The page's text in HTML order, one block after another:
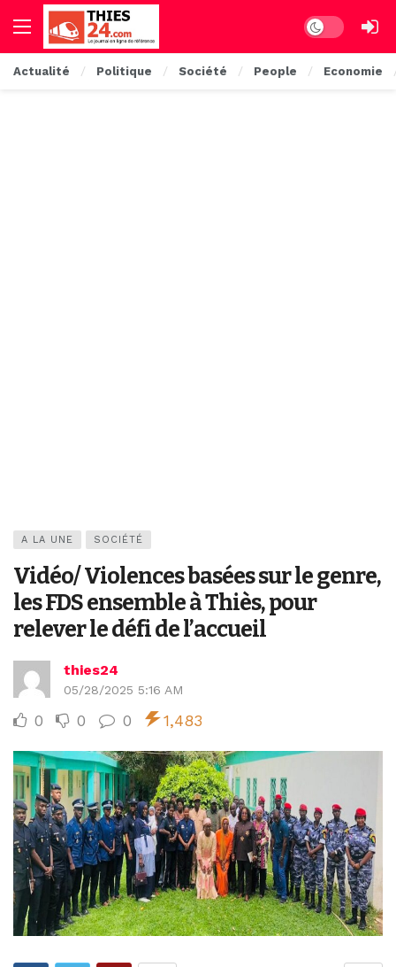
Dark mode
Actualité Politique Société People Economie
A LA UNE SOCIÉTÉ
Vidéo/ Violences basées sur le genre,
les FDS ensemble à Thiès, pour
relever le défi de l’accueil
thies24
05/28/2025 5:16 AM
0 0 0 1,483